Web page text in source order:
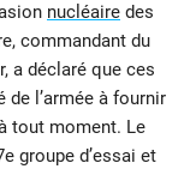
nucléaire des
commandant du
a déclaré que ces
l’armée à fournir
tout moment. Le
groupe d’essai et